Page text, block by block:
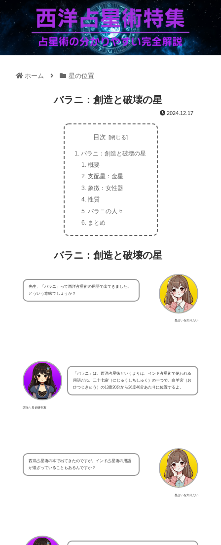
ホーム 星の位置
バラニ：創造と破壊の星
2024.12.17
目次
バラニ：創造と破壊の星
概要
支配星：金星
象徴：女性器
性質
バラニの人々
まとめ
バラニ：創造と破壊の星
星占いを知りたい
先生、「バラニ」って西洋占星術の用語で出てきました。
どういう意味でしょうか？
西洋占星術研究家
「バラニ」は、西洋占星術というよりは、インド占星術で使われる
用語だね。二十七宿（にじゅうしちしゅく）の一つで、白羊宮（お
ひつじきゅう）の13度20分から26度40分あたりに位置するよ。
星占いを知りたい
西洋占星術の本で出てきたのですが、インド占星術の用語
が混ざっていることもあるんですか？